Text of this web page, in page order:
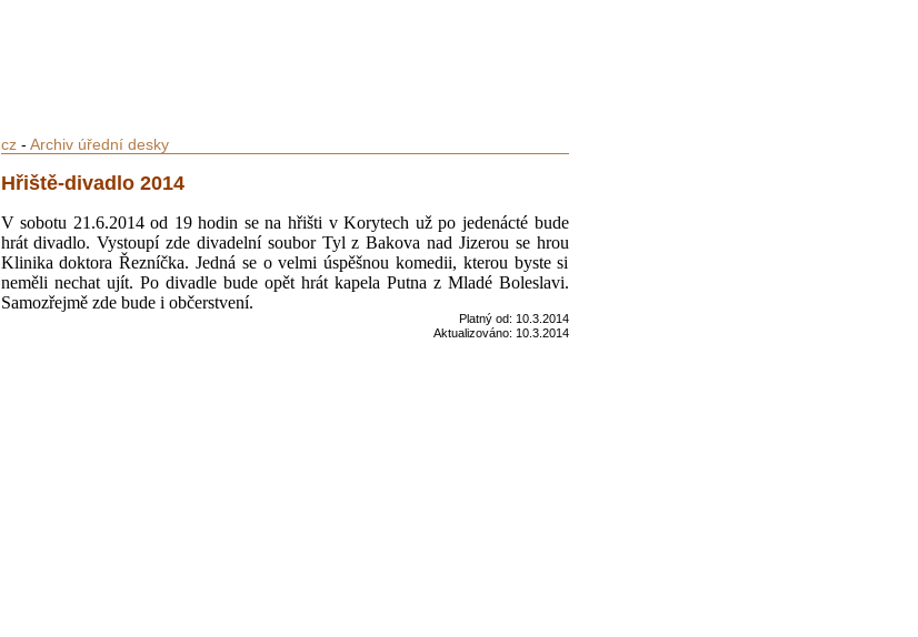
cz- Archiv úřední desky
Hřiště-divadlo 2014
V sobotu 21.6.2014 od 19 hodin se na hřišti v Korytech už po jedenácté bude
hrát divadlo. Vystoupí zde divadelní soubor Tyl z Bakova nad Jizerou se hrou
Klinika doktora Řezníčka. Jedná se o velmi úspěšnou komedii, kterou byste si
neměli nechat ujít. Po divadle bude opět hrát kapela Putna z Mladé Boleslavi.
Samozřejmě zde bude i občerstvení.
Platný od: 10.3.2014
Aktualizováno: 10.3.2014